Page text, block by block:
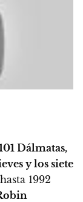
Dálmatas,
y los siete
1992